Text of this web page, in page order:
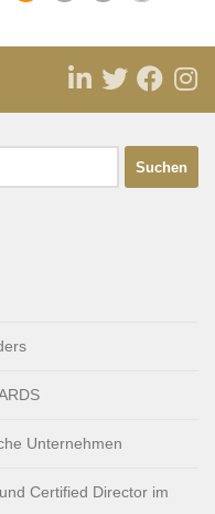
Unternehmen
Certified Director im